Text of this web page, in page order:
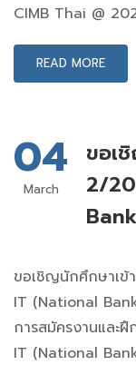
CIMB Thai @
READ MORE
04
March
ขอเ
2/
ขอเชิญนักศึกษาเข้
IT (National
การสมัครงานและ
IT (National